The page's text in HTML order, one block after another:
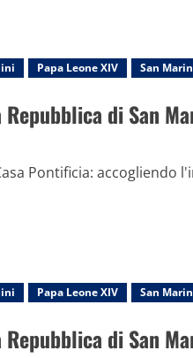
Papa Leone XIV San
Repubblica di San
Pontificia: accogliendo
Papa Leone XIV San
Repubblica di San